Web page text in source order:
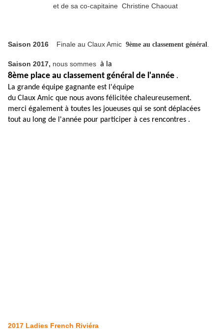
et de sa co-capitaine Christine Chaouat
Saison 2016 Finale au Claux Amic 9ème au classement général.
Saison 2017, nous sommes à la
8ème place au classement général de l'année .
La grande équipe gagnante est l'équipe
du Claux Amic que nous avons félicitée chaleureusement.
merci également à toutes les joueuses qui se sont déplacées
tout au long de l'année pour participer à ces rencontres .
2017 Ladies French Riviéra